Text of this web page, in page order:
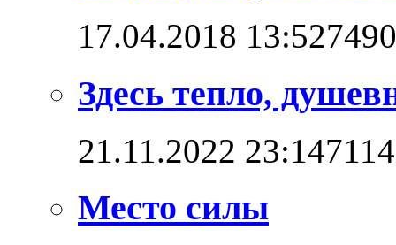
17.04.2018 13:527490
Здесь тепло,
21.11.2022 23:147114
Место силы